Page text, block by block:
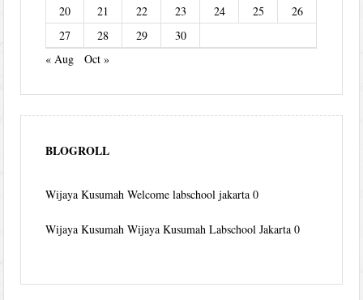
20
21 22 23 24 25
26
27
28 29
30
« Aug
Oct »
BLOGROLL
Wijaya Kusumah Welcome labschool jakarta 0
Wijaya Kusumah Wijaya Kusumah Labschool Jakarta 0